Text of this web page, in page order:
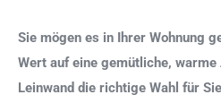
Sie mögen es in Ihrer Wohnung
Wert auf eine gemütliche, warme
Leinwand die richtige Wahl für